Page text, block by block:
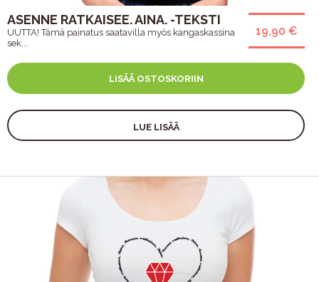
19,90 €
ASENNE RATKAISEE. AINA. -TEKSTI
UUTTA! Tämä painatus saatavilla myös kangaskassina
sek...
LISÄÄ OSTOSKORIIN
LUE LISÄÄ